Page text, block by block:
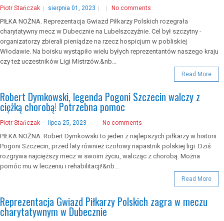
Piotr Stańczak sierpnia 01, 2023 No comments
PIŁKA NOŻNA. Reprezentacja Gwiazd Piłkarzy Polskich rozegrała
charytatywny mecz w Dubecznie na Lubelszczyźnie. Cel był szczytny -
organizatorzy zbierali pieniądze na rzecz hospicjum w pobliskiej
Włodawie. Na boisku wystąpiło wielu byłych reprezentantów naszego kraju
czy też uczestników Ligi Mistrzów.&nb...
Read More
Robert Dymkowski, legenda Pogoni Szczecin walczy z
ciężką chorobą! Potrzebna pomoc
Piotr Stańczak lipca 25, 2023 No comments
PIŁKA NOŻNA. Robert Dymkowski to jeden z najlepszych piłkarzy w historii
Pogoni Szczecin, przed laty również czołowy napastnik polskiej ligi. Dziś
rozgrywa najcięższy mecz w swoim życiu, walcząc z chorobą. Można
pomóc mu w leczeniu i rehabilitacji!&nb...
Read More
Reprezentacja Gwiazd Piłkarzy Polskich zagra w meczu
charytatywnym w Dubecznie